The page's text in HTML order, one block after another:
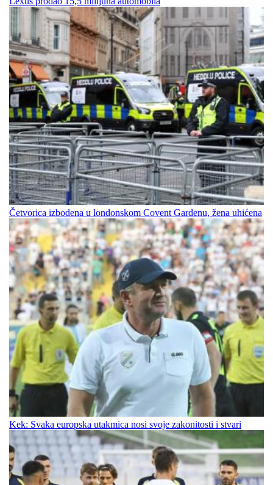
Četvorica izbodena u londonskom Covent Gardenu, žena uhićena
Kek: Svaka europska utakmica nosi svoje zakonitosti i stvari